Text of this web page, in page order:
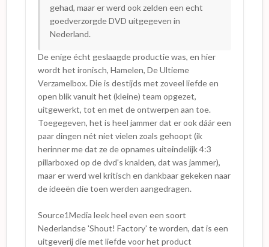
gehad, maar er werd ook zelden een echt
goedverzorgde DVD uitgegeven in
Nederland.
De enige écht geslaagde productie was, en hier
wordt het ironisch, Hamelen, De Ultieme
Verzamelbox. Die is destijds met zoveel liefde en
open blik vanuit het (kleine) team opgezet,
uitgewerkt, tot en met de ontwerpen aan toe.
Toegegeven, het is heel jammer dat er ook dáár een
paar dingen nét niet vielen zoals gehoopt (ik
herinner me dat ze de opnames uiteindelijk 4:3
pillarboxed op de dvd's knalden, dat was jammer),
maar er werd wel kritisch en dankbaar gekeken naar
de ideeën die toen werden aangedragen.
Source1Media leek heel even een soort
Nederlandse 'Shout! Factory' te worden, dat is een
uitgeverij die met liefde voor het product